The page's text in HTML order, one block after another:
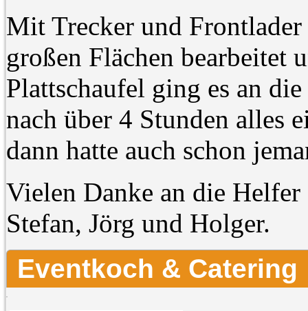
Mit Trecker und
großen Flächen bearbeitet
Plattschaufel ging es an
nach über 4 Stunden alles
dann hatte auch schon
Vielen Danke an die
Stefan, Jörg und Holger.
Eventkoch & Catering